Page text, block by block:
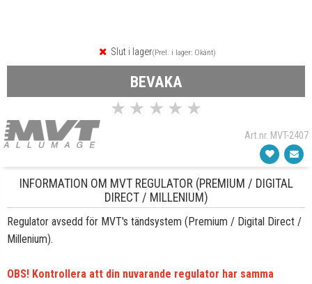
Slut i lager(Prel. i lager: Okänt)
BEVAKA
★ ★ ★ ★ ★
Art.nr. MVT-2407
INFORMATION OM MVT REGULATOR (PREMIUM / DIGITAL
DIRECT / MILLENIUM)
Regulator avsedd för MVT's tändsystem (Premium / Digital Direct /
Millenium).
OBS! Kontrollera att din nuvarande regulator har samma